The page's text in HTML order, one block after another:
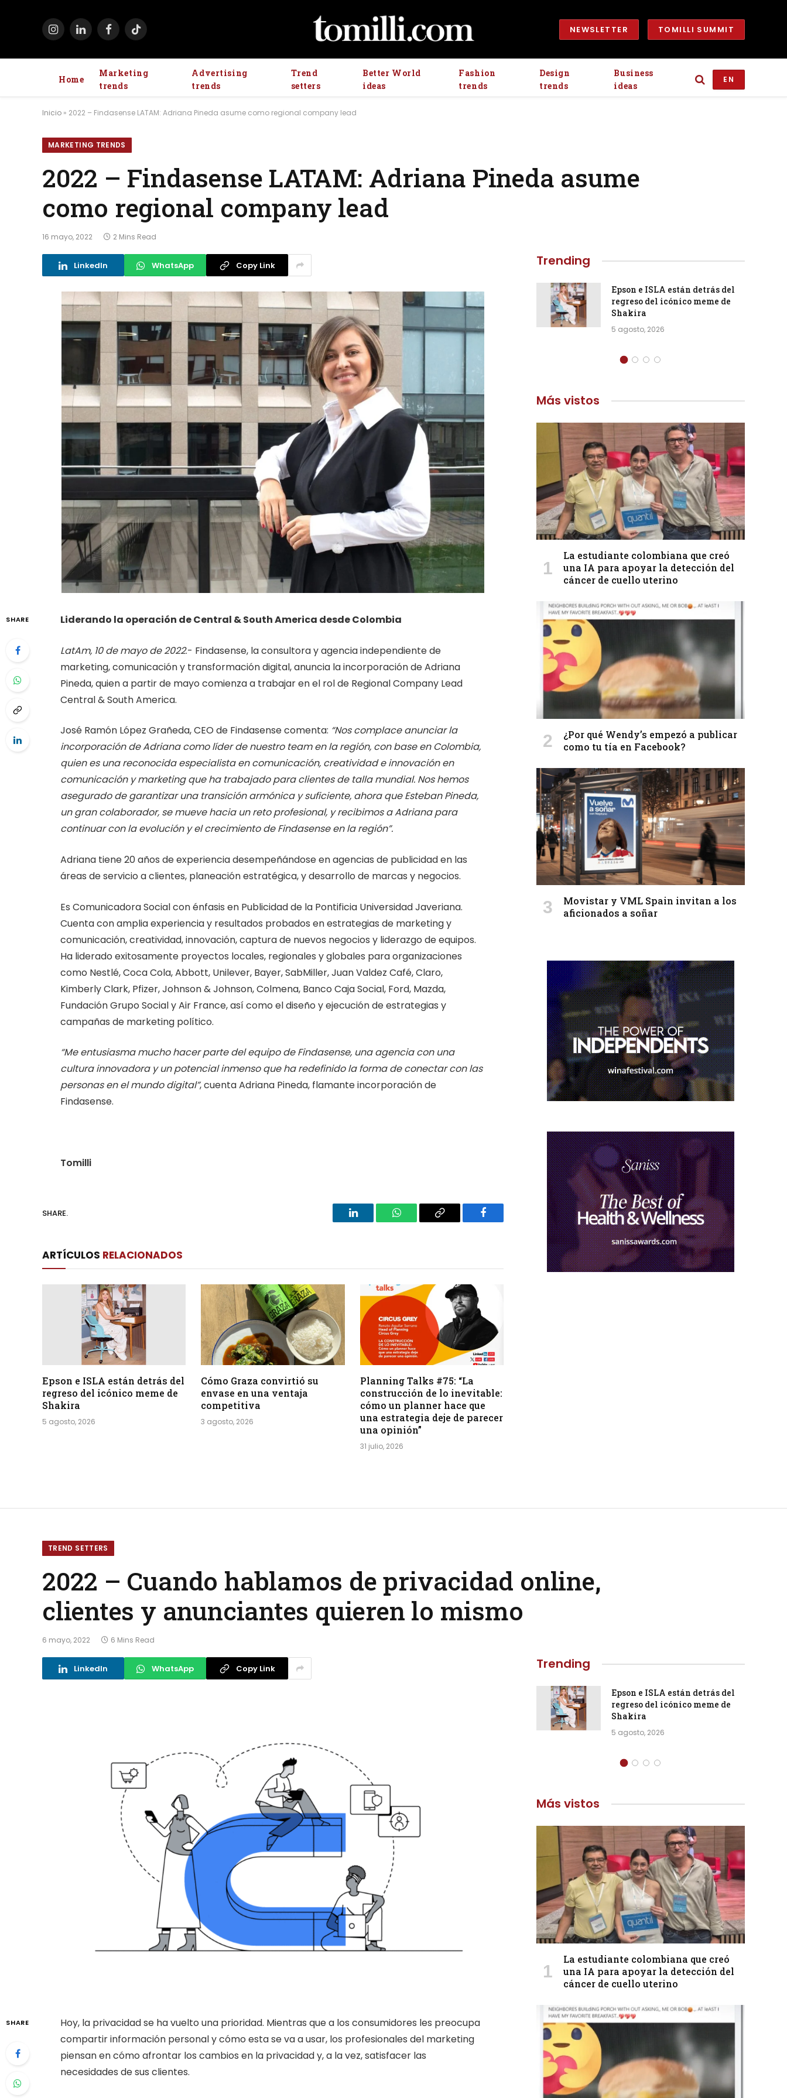
InstagramLinkedInFacebook
TikTok NEWSLETTER TOMILLI SUMMIT
Home
Marketing
trends
Advertising
trends
Trend
setters
Better World
ideas
Fashion
trends
Design
trends
Business
ideas
EN
Inicio » 2022 – Findasense LATAM: Adriana Pineda asume como regional company lead
MARKETING TRENDS
2022 – Findasense LATAM: Adriana Pineda asume
como regional company lead
16 mayo, 2022 2 Mins Read
LinkedIn WhatsApp Copy Link
SHARE Liderando la operación de Central & South America desde Colombia
LatAm, 10 de mayo de 2022.- Findasense, la consultora y agencia independiente de
marketing, comunicación y transformación digital, anuncia la incorporación de Adriana
Pineda, quien a partir de mayo comienza a trabajar en el rol de Regional Company Lead
Central & South America.
José Ramón López Grañeda, CEO de Findasense comenta: “Nos complace anunciar la
incorporación de Adriana como líder de nuestro team en la región, con base en Colombia,
quien es una reconocida especialista en comunicación, creatividad e innovación en
comunicación y marketing que ha trabajado para clientes de talla mundial. Nos hemos
asegurado de garantizar una transición armónica y suficiente, ahora que Esteban Pineda,
un gran colaborador, se mueve hacia un reto profesional, y recibimos a Adriana para
continuar con la evolución y el crecimiento de Findasense en la región”.
Adriana tiene 20 años de experiencia desempeñándose en agencias de publicidad en las
áreas de servicio a clientes, planeación estratégica, y desarrollo de marcas y negocios.
Es Comunicadora Social con énfasis en Publicidad de la Pontificia Universidad Javeriana.
Cuenta con amplia experiencia y resultados probados en estrategias de marketing y
comunicación, creatividad, innovación, captura de nuevos negocios y liderazgo de equipos.
Ha liderado exitosamente proyectos locales, regionales y globales para organizaciones
como Nestlé, Coca Cola, Abbott, Unilever, Bayer, SabMiller, Juan Valdez Café, Claro,
Kimberly Clark, Pfizer, Johnson & Johnson, Colmena, Banco Caja Social, Ford, Mazda,
Fundación Grupo Social y Air France, así como el diseño y ejecución de estrategias y
campañas de marketing político.
“Me entusiasma mucho hacer parte del equipo de Findasense, una agencia con una
cultura innovadora y un potencial inmenso que ha redefinido la forma de conectar con las
personas en el mundo digital”, cuenta Adriana Pineda, flamante incorporación de
Findasense.
Tomilli
SHARE.
LinkedIn WhatsAppCopy
Facebook
ARTÍCULOS RELACIONADOS
Epson e ISLA están detrás del
regreso del icónico meme de
Shakira
5 agosto, 2026
Cómo Graza convirtió su
envase en una ventaja
competitiva
3 agosto, 2026
Planning Talks #75: “La
construcción de lo inevitable:
cómo un planner hace que
una estrategia deje de parecer
una opinión”
31 julio, 2026
Trending
Investigadores argentinos
crean un filtro de agua con
plástico reciclado
3 agosto, 2026
Epson e ISLA están detrás del
regreso del icónico meme de
Shakira
5 agosto, 2026
Más vistos
La estudiante colombiana que creó
una IA para apoyar la detección del
cáncer de cuello uterino
¿Por qué Wendy’s empezó a publicar
como tu tía en Facebook?
Movistar y VML Spain invitan a los
aficionados a soñar
TREND SETTERS
2022 – Cuando hablamos de privacidad online,
clientes y anunciantes quieren lo mismo
6 mayo, 2022 6 Mins Read
LinkedIn WhatsApp Copy Link
SHARE
Hoy, la privacidad se ha vuelto una prioridad. Mientras que a los consumidores les preocupa
compartir información personal y cómo esta se va a usar, los profesionales del marketing
piensan en cómo afrontar los cambios en la privacidad y, a la vez, satisfacer las
necesidades de sus clientes.
Trending
Epson e ISLA están detrás del
regreso del icónico meme de
Shakira
5 agosto, 2026
Más vistos
La estudiante colombiana que creó
una IA para apoyar la detección del
cáncer de cuello uterino